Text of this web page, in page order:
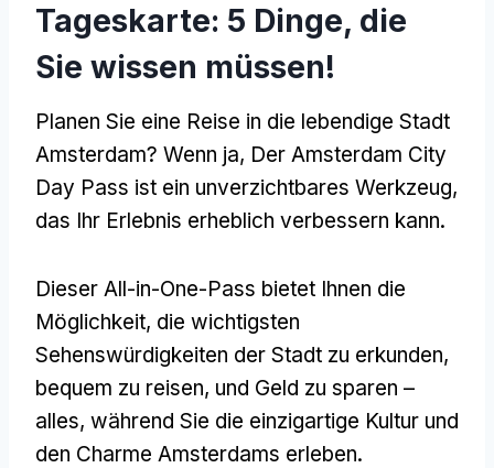
Tageskarte: 5 Dinge, die
Sie wissen müssen!
Planen Sie eine Reise in die lebendige Stadt
Amsterdam? Wenn ja, Der Amsterdam City
Day Pass ist ein unverzichtbares Werkzeug,
das Ihr Erlebnis erheblich verbessern kann.
Dieser All-in-One-Pass bietet Ihnen die
Möglichkeit, die wichtigsten
Sehenswürdigkeiten der Stadt zu erkunden,
bequem zu reisen, und Geld zu sparen –
alles, während Sie die einzigartige Kultur und
den Charme Amsterdams erleben.